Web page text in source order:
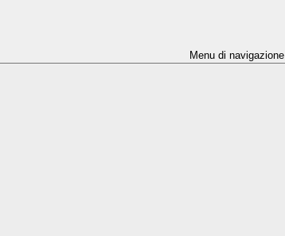
Menu di navigazione